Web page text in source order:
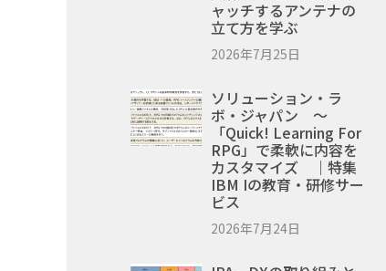
ャッチするアンテナの
立て方を学ぶ
2026年7月25日
ソリューション・ラ
ボ・ジャパン ～
「Quick! Learning For
RPG」で柔軟に内容を
カスタマイズ ｜特集
IBM Iの教育・研修サー
ビス
2026年7月24日